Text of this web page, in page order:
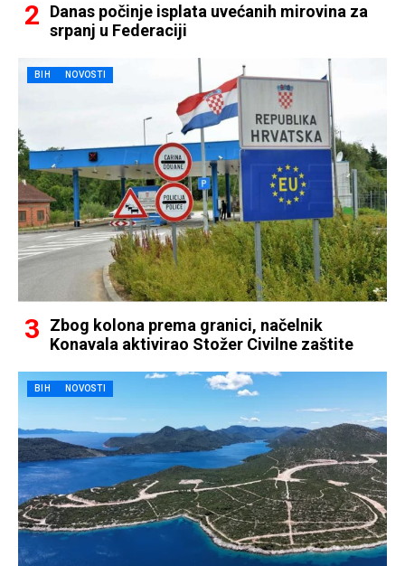
Danas počinje isplata uvećanih mirovina za
srpanj u Federaciji
BIH NOVOSTI
Zbog kolona prema granici, načelnik
Konavala aktivirao Stožer Civilne zaštite
BIH NOVOSTI